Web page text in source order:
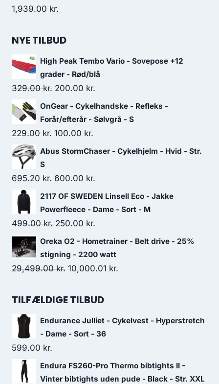
1,939.00 kr.
NYE TILBUD
High Peak Tembo Vario - Sovepose +12
grader - Rød/blå
329.00kr. Original
price
was:
329.00 kr..
200.00 kr.
price
is:
OnGear - Cykelhandske - Refleks -
Forår/efterår - Sølvgrå - S
229.00kr. Original
price
229.00 kr..
100.00 kr.
price
100.00 kr..
Abus StormChaser - Cykelhjelm - Hvid - Str.
S
695.20kr. Original
price
was:
695.20 kr..
600.00 kr.
price
is:
2117 OF SWEDEN Linsell Eco - Jakke
Powerfleece - Dame - Sort - M
499.00kr. Original
price
was:
499.00 kr..
250.00 kr.
price
is:
250.00 kr..
Oreka O2 - Hometrainer - Belt drive - 25%
stigning - 2200 watt
29,499.00kr. Original
was:
10,000.01 kr.
TILFÆLDIGE TILBUD
Endurance Julliet - Cykelvest - Hyperstretch
- Dame - Sort - 36
599.00 kr.
Endura FS260-Pro Thermo bibtights II -
Vinter bibtights uden pude - Black - Str. XXL